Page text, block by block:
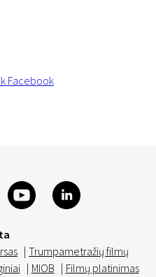
Facebook
| Trumpametražių filmų
| MIOB | Filmų platinimas